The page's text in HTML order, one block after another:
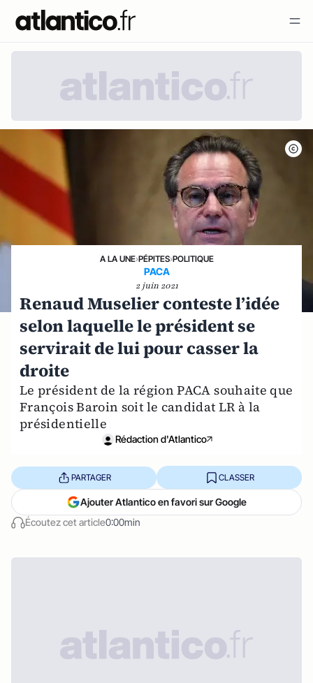
A LA UNE›PÉPITES›POLITIQUE
PACA
2 juin 2021
Renaud Muselier conteste l’idée
selon laquelle le président se
servirait de lui pour casser la
droite
Le président de la région PACA souhaite que
François Baroin soit le candidat LR à la
présidentielle
Rédaction d'Atlantico
Écoutez cet article0:00min
PARTAGER CLASSER
Ajouter Atlantico en favori sur Google